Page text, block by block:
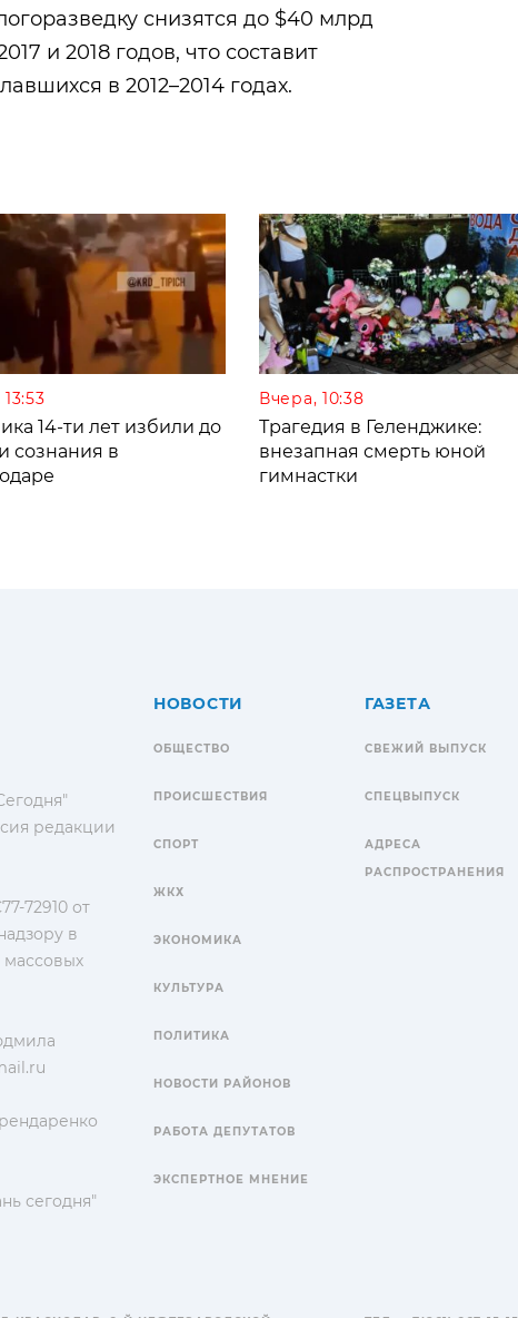
снизятся до $40 млрд
и 2018 годов, что составит
в 2012–2014 годах.
14-ти лет избили до
сознания в
Вчера, 10:38
Трагедия в Геленджике:
внезапная смерть юной
гимнастки
редакции
72910 от
в
сегодня"
НОВОСТИ
ОБЩЕСТВО
ПРОИСШЕСТВИЯ
СПОРТ
ЖКХ
ЭКОНОМИКА
КУЛЬТУРА
ПОЛИТИКА
НОВОСТИ РАЙОНОВ
РАБОТА ДЕПУТАТОВ
ЭКСПЕРТНОЕ МНЕНИЕ
ГАЗЕТА
СВЕЖИЙ ВЫПУСК
СПЕЦВЫПУСК
АДРЕСА
РАСПРОСТРАНЕНИЯ